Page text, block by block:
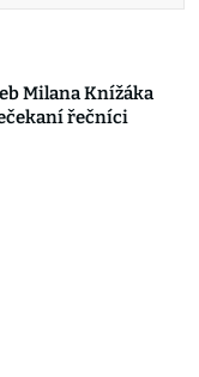
Milana Knížáka
řečníci